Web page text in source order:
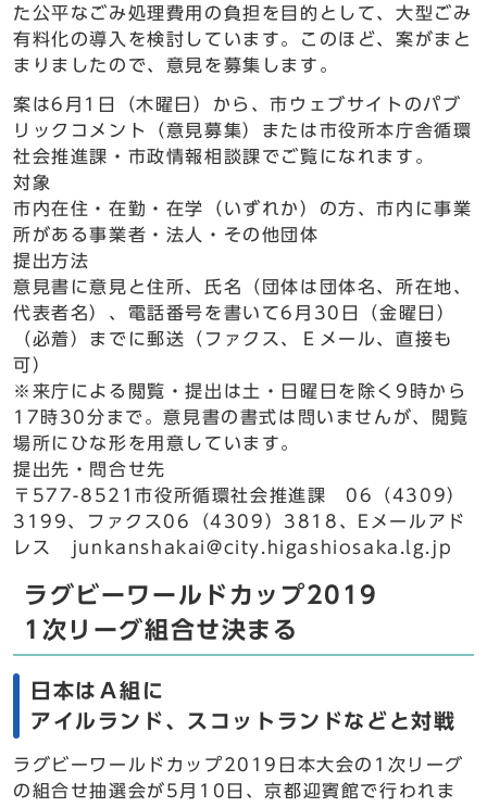
た公平なごみ処理費用の負担を目的として、大型ごみ
有料化の導入を検討しています。このほど、案がまと
まりましたので、意見を募集します。
案は6月1日（木曜日）から、市ウェブサイトのパブ
リックコメント（意見募集）または市役所本庁舎循環
社会推進課・市政情報相談課でご覧になれます。
対象
市内在住・在勤・在学（いずれか）の方、市内に事業
所がある事業者・法人・その他団体
提出方法
意見書に意見と住所、氏名（団体は団体名、所在地、
代表者名）、電話番号を書いて6月30日（金曜日）
（必着）までに郵送（ファクス、Ｅメール、直接も
可）
※来庁による閲覧・提出は土・日曜日を除く9時から
17時30分まで。意見書の書式は問いませんが、閲覧
場所にひな形を用意しています。
提出先・問合せ先
〒577-8521市役所循環社会推進課 06（4309）
3199、ファクス06（4309）3818、Eメールアド
レス junkanshakai@city.higashiosaka.lg.jp
ラグビーワールドカップ2019
1次リーグ組合せ決まる
日本はＡ組に
アイルランド、スコットランドなどと対戦
ラグビーワールドカップ2019日本大会の1次リーグ
の組合せ抽選会が5月10日、京都迎賓館で行われま